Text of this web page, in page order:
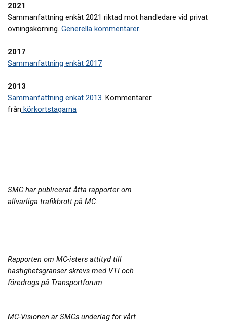
2021
Sammanfattning enkät 2021 riktad mot handledare vid privat
övningskörning. Generella kommentarer.
2017
Sammanfattning enkät 2017
2013
Sammanfattning enkät 2013. Kommentarer
från körkortstagarna
SMC har publicerat åtta rapporter om
allvarliga trafikbrott på MC.
Rapporten om MC-isters attityd till
hastighetsgränser skrevs med VTI och
föredrogs på Transportforum.
MC-Visionen är SMCs underlag för vårt